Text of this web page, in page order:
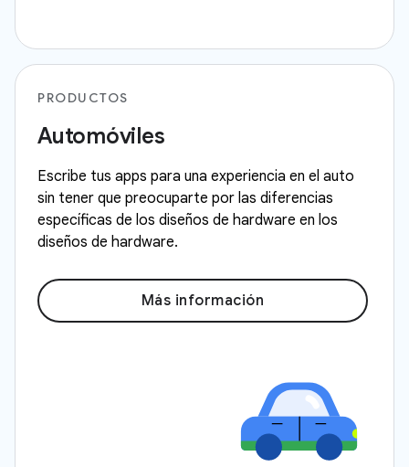
PRODUCTOS
Automóviles
Escribe tus apps para una experiencia en el auto
sin tener que preocuparte por las diferencias
específicas de los diseños de hardware en los
diseños de hardware.
Más información